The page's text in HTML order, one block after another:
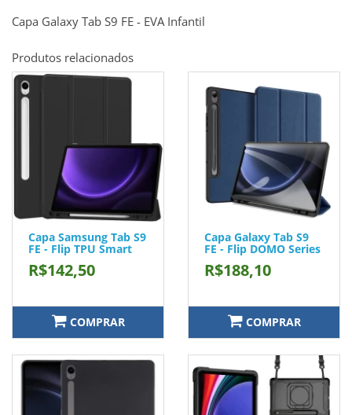
Capa Galaxy Tab S9 FE - EVA Infantil
Produtos relacionados
Capa Samsung Tab S9
FE - Flip TPU Smart
R$142,50
COMPRAR
Capa Galaxy Tab S9
FE - Flip DOMO Series
R$188,10
COMPRAR